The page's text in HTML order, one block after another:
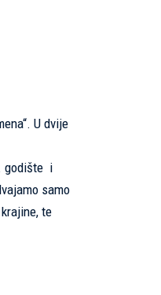
U dvije
godište i
samo
te